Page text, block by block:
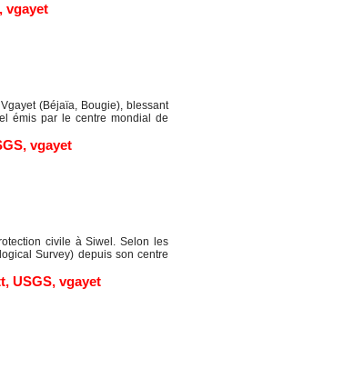
, vgayet
(Béjaïa, Bougie), blessant
émis par le centre mondial de
, vgayet
civile à Siwel. Selon les
Survey) depuis son centre
, USGS, vgayet